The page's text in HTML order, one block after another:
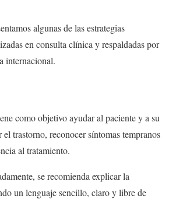
algunas de las estrategias
en consulta clínica y respaldadas por
internacional.
como objetivo ayudar al paciente y a su
trastorno, reconocer síntomas tempranos
al tratamiento.
se recomienda explicar la
un lenguaje sencillo, claro y libre de